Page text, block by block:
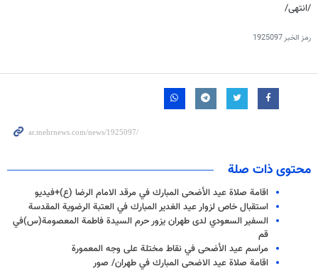
/انتهى/
رمز الخبر1925097
محتوى ذات صلة
اقامة صلاة عيد الأضحى المبارك في مرقد الامام الرضا (ع)+فيديو
استقبال خاص لزوار عيد الغدير المبارك في العتبة الرضوية المقدسة
السفير السعودي لدى طهران يزور حرم السيدة فاطمة المعصومة(س)في
قم
مراسم عيد الأضحى في نقاط مختلة على وجه المعمورة
اقامة صلاة عيد الاضحى المبارك في طهران/ صور